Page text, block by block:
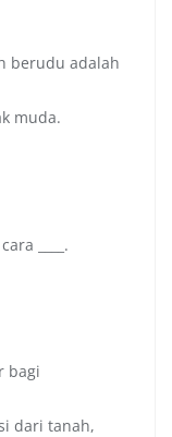
berudu adalah
muda.
____.
bagi
dari tanah,